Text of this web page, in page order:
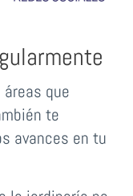
que
te
avances en tu